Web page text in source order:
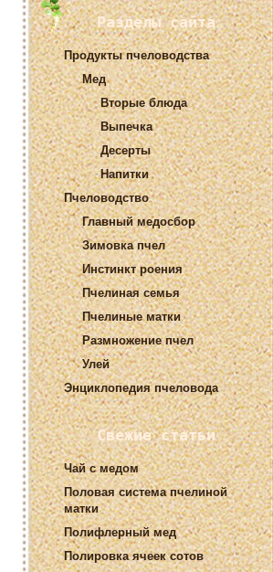
Разделы сайта
Продукты пчеловодства
Мед
Вторые блюда
Выпечка
Десерты
Напитки
Пчеловодство
Главный медосбор
Зимовка пчел
Инстинкт роения
Пчелиная семья
Пчелиные матки
Размножение пчел
Улей
Энциклопедия пчеловода
Свежие статьи
Чай с медом
Половая система пчелиной
матки
Полифлерный мед
Полировка ячеек сотов